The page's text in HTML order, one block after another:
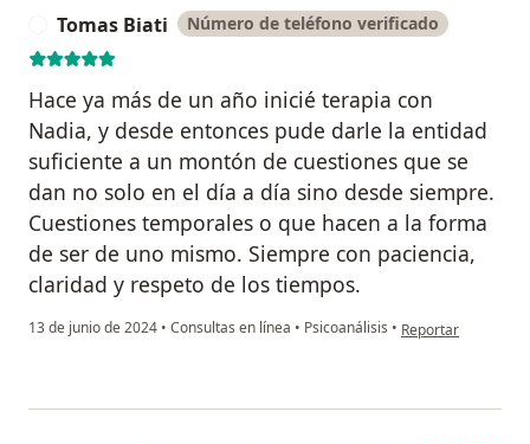
Tomas Biati Número de teléfono verificado
Hace ya más de un año inicié terapia con
Nadia, y desde entonces pude darle la entidad
suficiente a un montón de cuestiones que se
dan no solo en el día a día sino desde siempre.
Cuestiones temporales o que hacen a la forma
de ser de uno mismo. Siempre con paciencia,
claridad y respeto de los tiempos.
13 de junio de 2024 • Consultas en línea • Psicoanálisis • en opinión del
Reportar